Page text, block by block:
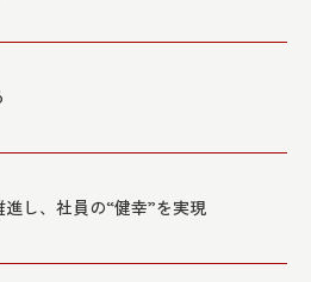
し、社員の“健幸”を実現